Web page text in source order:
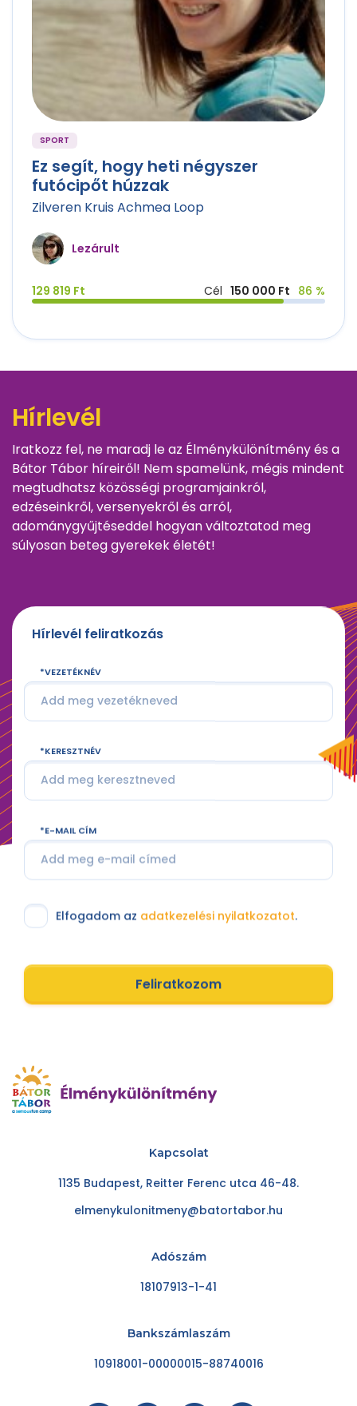
SPORT
Ez segít, hogy heti négyszer
futócipőt húzzak
Zilveren Kruis Achmea Loop
Lezárult
129 819 Ft Cél 150 000 Ft 86 %
Hírlevél
Iratkozz fel, ne maradj le az Élménykülönítmény és a
Bátor Tábor híreiről! Nem spamelünk, mégis mindent
megtudhatsz közösségi programjainkról,
edzéseinkről, versenyekről és arról,
adománygyűjtéseddel hogyan változtatod meg
súlyosan beteg gyerekek életét!
Hírlevél feliratkozás
VEZETÉKNÉV
KERESZTNÉV
E-MAIL CÍM
Elfogadom az adatkezelési nyilatkozatot.
Feliratkozom
Kapcsolat
1135 Budapest, Reitter Ferenc utca 46-48.
elmenykulonitmeny@batortabor.hu
Adószám
18107913-1-41
Bankszámlaszám
10918001-00000015-88740016